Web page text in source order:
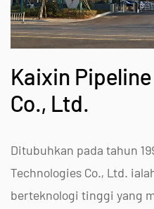
Kaixin
Co., Ltd.
Ditubuhkan pada tahun
Technologies Co., Ltd.
berteknologi tinggi yang